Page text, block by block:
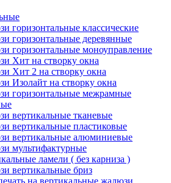
горизонтальные классические
горизонтальные деревянные
горизонтальные моноуправление
Хит на створку окна
Хит 2 на створку окна
Изолайт на створку окна
горизонтальные межрамные
вертикальные тканевые
вертикальные пластиковые
вертикальные алюминиевые
мультифактурные
ламели ( без карниза )
вертикальные бриз
на вертикальные жалюзи